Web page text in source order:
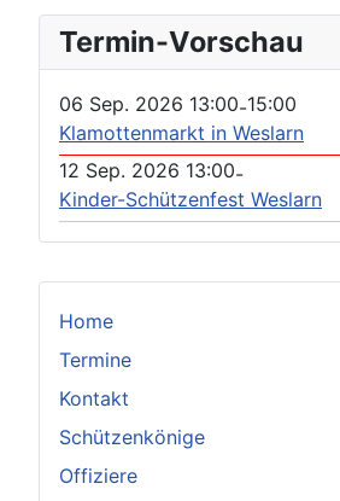
Home
Termine
Kontakt
Schützenkönige
Offiziere
Termin-Vorschau
06 Sep. 2026 13:00-15:00
Klamottenmarkt in Weslarn
12 Sep. 2026 13:00-
Kinder-Schützenfest Weslarn